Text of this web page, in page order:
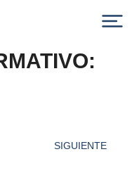
SIGUIENTE